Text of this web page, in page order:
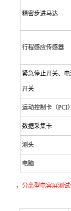
精密步进马达
行程感应传感器
紧急停止开关、电
开关
运动控制卡（PCI）
数据采集卡
测头
电脑
，分离型电容屏测